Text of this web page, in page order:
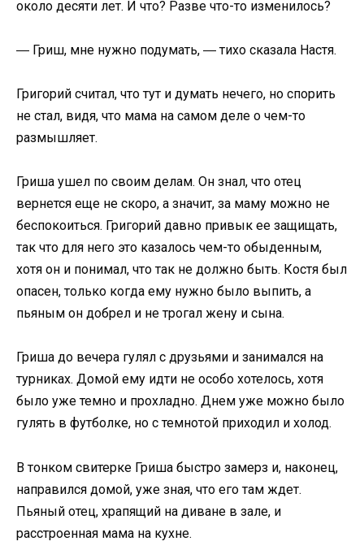
около десяти лет. И что? Разве что-то изменилось?
― Гриш, мне нужно подумать, ― тихо сказала Настя.
Григорий считал, что тут и думать нечего, но спорить
не стал, видя, что мама на самом деле о чем-то
размышляет.
Гриша ушел по своим делам. Он знал, что отец
вернется еще не скоро, а значит, за маму можно не
беспокоиться. Григорий давно привык ее защищать,
так что для него это казалось чем-то обыденным,
хотя он и понимал, что так не должно быть. Костя был
опасен, только когда ему нужно было выпить, а
пьяным он добрел и не трогал жену и сына.
Гриша до вечера гулял с друзьями и занимался на
турниках. Домой ему идти не особо хотелось, хотя
было уже темно и прохладно. Днем уже можно было
гулять в футболке, но с темнотой приходил и холод.
В тонком свитерке Гриша быстро замерз и, наконец,
направился домой, уже зная, что его там ждет.
Пьяный отец, храпящий на диване в зале, и
расстроенная мама на кухне.